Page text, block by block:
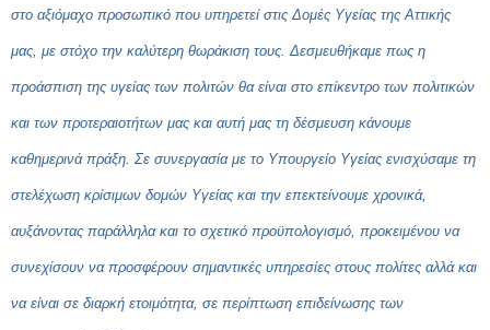
στο αξιόμαχο προσωπικό που υπηρετεί στις Δομές Υγείας της Αττικής
μας, με στόχο την καλύτερη θωράκιση τους. Δεσμευθήκαμε πως η
προάσπιση της υγείας των πολιτών θα είναι στο επίκεντρο των πολιτικών
και των προτεραιοτήτων μας και αυτή μας τη δέσμευση κάνουμε
καθημερινά πράξη. Σε συνεργασία με το Υπουργείο Υγείας ενισχύσαμε τη
στελέχωση κρίσιμων δομών Υγείας και την επεκτείνουμε χρονικά,
αυξάνοντας παράλληλα και το σχετικό προϋπολογισμό, προκειμένου να
συνεχίσουν να προσφέρουν σημαντικές υπηρεσίες στους πολίτες αλλά και
να είναι σε διαρκή ετοιμότητα, σε περίπτωση επιδείνωσης των